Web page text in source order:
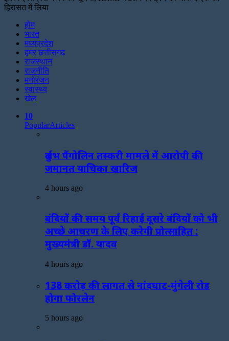
हिरासत में लिया
होम
भारत
मध्यप्रदेश
हमर छत्तीसगढ़
राजस्थान
राजनीति
मनोरंजन
स्वास्थ्य
खेल
10
PopularArticles
दुर्लभ पैंगोलिन तस्करी मामले में आरोपी की
जमानत याचिका खारिज
4 hours ago
बंदियों की समय पूर्व रिहाई दूसरे बंदियों को भी
अच्छे आचरण के लिए करेगी प्रोत्साहित :
मुख्यमंत्री डॉ. यादव
4 hours ago
138 करोड़ की लागत से नांदघाट-मुंगेली रोड
होगा फोरलेन
5 hours ago